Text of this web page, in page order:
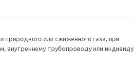
или сжиженного газа, при
внутреннему трубопроводу или